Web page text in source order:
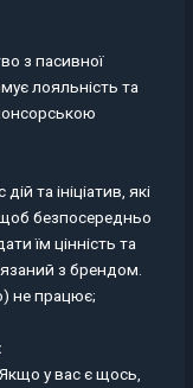
з пасивної
лояльність та
та ініціатив, які
щоб безпосередньо
їм цінність та
з брендом.
не працює;
Якщо у вас є щось,